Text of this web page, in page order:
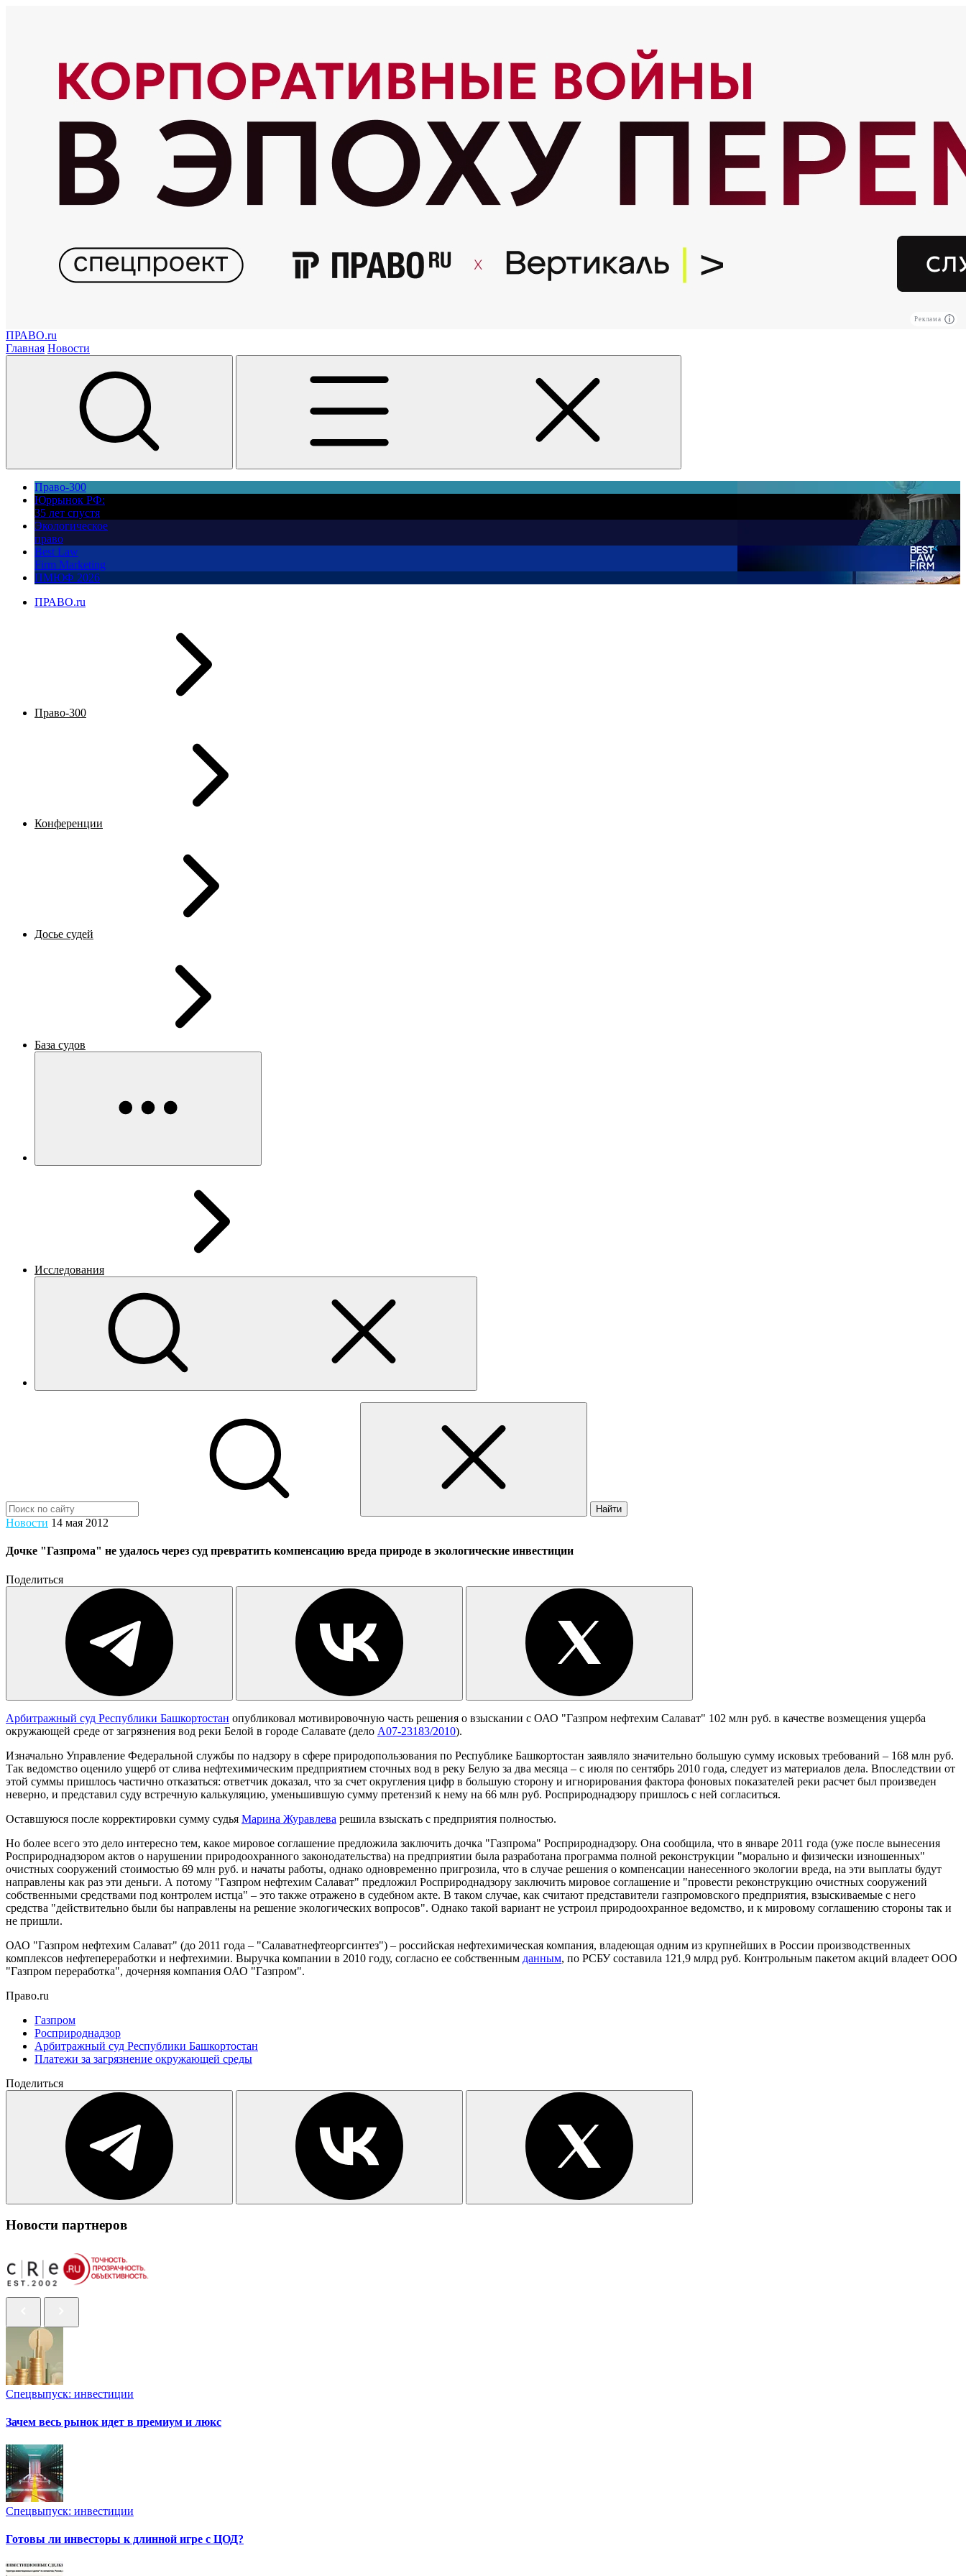
Реклама
ПРАВО.ru
Главная Новости
Право-300
Юррынок РФ:
35 лет спустя
Экологическое
право
Best Law
Firm Marketing
ПМЮФ 2026
ПРАВО.ru
Право-300
Конференции
Досье судей
База судов
Исследования
Найти
Новости 14 мая 2012
Дочке "Газпрома" не удалось через суд превратить компенсацию вреда природе в экологические инвестиции
Поделиться
Арбитражный суд Республики Башкортостан опубликовал мотивировочную часть решения о взыскании с ОАО "Газпром нефтехим Салават" 102 млн руб. в качестве возмещения ущерба
окружающей среде от загрязнения вод реки Белой в городе Салавате (дело А07-23183/2010).
Изначально Управление Федеральной службы по надзору в сфере природопользования по Республике Башкортостан заявляло значительно большую сумму исковых требований – 168 млн руб.
Так ведомство оценило ущерб от слива нефтехимическим предприятием сточных вод в реку Белую за два месяца – с июля по сентябрь 2010 года, следует из материалов дела. Впоследствии от
этой суммы пришлось частично отказаться: ответчик доказал, что за счет округления цифр в большую сторону и игнорирования фактора фоновых показателей реки расчет был произведен
неверно, и представил суду встречную калькуляцию, уменьшившую сумму претензий к нему на 66 млн руб. Росприроднадзору пришлось с ней согласиться.
Оставшуюся после корректировки сумму судья Марина Журавлева решила взыскать с предприятия полностью.
Но более всего это дело интересно тем, какое мировое соглашение предложила заключить дочка "Газпрома" Росприроднадзору. Она сообщила, что в январе 2011 года (уже после вынесения
Росприроднадзором актов о нарушении природоохранного законодательства) на предприятии была разработана программа полной реконструкции "морально и физически изношенных"
очистных сооружений стоимостью 69 млн руб. и начаты работы, однако одновременно пригрозила, что в случае решения о компенсации нанесенного экологии вреда, на эти выплаты будут
направлены как раз эти деньги. А потому "Газпром нефтехим Салават" предложил Росприроднадзору заключить мировое соглашение и "провести реконструкцию очистных сооружений
собственными средствами под контролем истца" – это также отражено в судебном акте. В таком случае, как считают представители газпромовского предприятия, взыскиваемые с него
средства "действительно были бы направлены на решение экологических вопросов". Однако такой вариант не устроил природоохранное ведомство, и к мировому соглашению стороны так и
не пришли.
ОАО "Газпром нефтехим Салават" (до 2011 года – "Салаватнефтеоргсинтез") – российская нефтехимическая компания, владеющая одним из крупнейших в России производственных
комплексов нефтепереработки и нефтехимии. Выручка компании в 2010 году, согласно ее собственным данным, по РСБУ составила 121,9 млрд руб. Контрольным пакетом акций владеет ООО
"Газпром переработка", дочерняя компания ОАО "Газпром".
Право.ru
Газпром
Росприроднадзор
Арбитражный суд Республики Башкортостан
Платежи за загрязнение окружающей среды
Поделиться
Новости партнеров
Спецвыпуск: инвестиции
Зачем весь рынок идет в премиум и люкс
Спецвыпуск: инвестиции
Готовы ли инвесторы к длинной игре с ЦОД?